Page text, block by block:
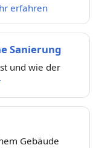
erfahren
Sanierung
und wie der
Gebäude